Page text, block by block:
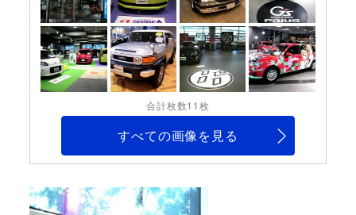
合計枚数11枚
すべての画像を見る